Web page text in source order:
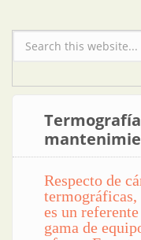
Formulario de
Respecto de
termográficas,
es un
gama de